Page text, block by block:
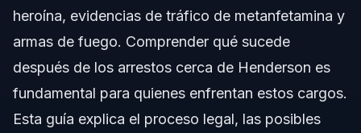
Importancia de los Arrestos Cerca de Henderson
Henderson
Por Qué es Importante Contratar un Abogado Local de
Defensa Penal
heroína, evidencias de tráfico de metanfetamina y
armas de fuego. Comprender qué sucede
después de los arrestos cerca de Henderson es
fundamental para quienes enfrentan estos cargos.
Esta guía explica el proceso legal, las posibles